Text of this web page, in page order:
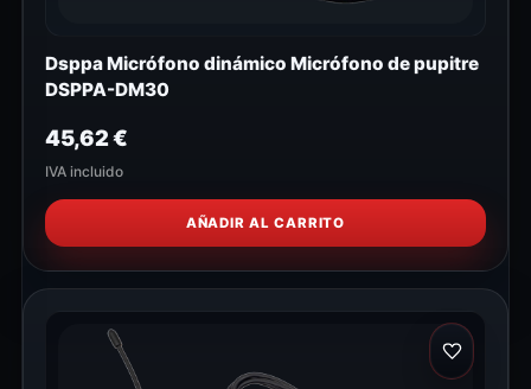
Dsppa Micrófono dinámico Micrófono de pupitre
DSPPA-DM30
45,62€
IVA incluido
AÑADIR AL CARRITO